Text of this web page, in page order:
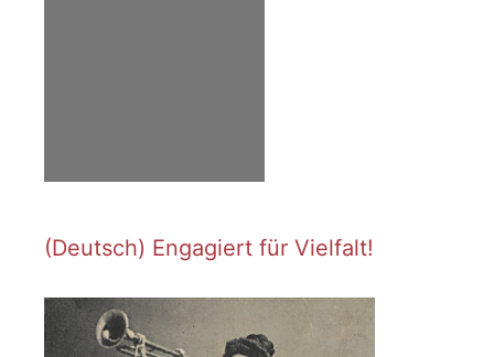
(Deutsch) Engagiert für Vielfalt!